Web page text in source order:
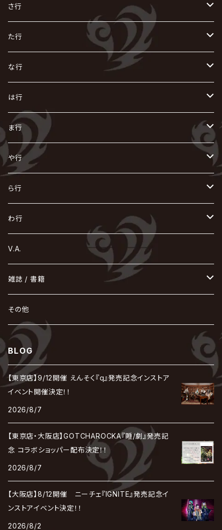
R指定
AIOLIN
ACME / アクメ
浅葱 / ASAGI
Azavana
Acid Black Cherry
アリス九號. / ALICE NINE. / A9
有村竜太朗
い
IKUO
exist†trace
Initial'L
INORAN
イビツ マル
色々な十字架
168 / 葵-168-
う
VIRGE / ヴァージュ
Waive
Versailles
Verde/
え
ACE OF SPADES
X JAPAN
LSN / The LEGENDARY SIX NINE
お
AURORIZE
OFIAM
か
怪人二十面奏
Kαin
GACKT
KAKUMAY
CASCADE
the GazettE
GOTCHAROCKA
cali≠gari
河村隆一
き
KISAKI
キズ
KiD
gives
KIRITO / キリト
己龍
く
Crack6
グラビティ
GRIMOIRE
黒夢
け
[ kei ] / 圭
仮病
こ
GOATBED
ゴールデンボンバー
さ行
さ
ザアザア
The THIRTEEN
Psycho le Cému
櫻井敦司
XANVALA
し
Zeke Deux
Z CLEAR
SEESAW
ジグソウ
シド
SHIVA
JAKIGAN MEISTER
Chanty
Janne Da Arc
sugar
Jupiter
JILUKA
す
Z CLEAR
超ジャシー
SPLENDID GOD GIRAFFE
SLAPSLY / CHIYU
せ
ゼラ
零[Hz]
そ
SOPHIA
ZOMBIE / ぞんび
た行
た
DASEIN
DAIGO
ダウト
逹瑯
DAVID / SUI / 縁
DALLE
DARRELL
ち
CHAQLA.
つ
て
D
DIAURA
DIR EN GREY
DEXCORE
TAKE NO BREAK
DEZERT
deadman
DEVILOOF
DuelJewel
D'ERLANGER
と
東京花嫁
Tourbillon
Toshi
Dolly
TЯicKY
な行
な
NIGHTMARE
NAZARE
に
NiEL
NICOLAS
ぬ
nurié
ね
NETH PRIERE CAIN
NEVERLAND
の
NoGoD
NOCTURNAL BLOODLUST
は行
は
heidi.
H.U.G
薔薇の宮殿
BAROQUE
ひ
HERO
美炎-BIEN-
hide with Spread Beaver / hide
HIDE-ZOU
ビバラッシュ
ふ
Far East Dizain
Fatüm
梟
Plastic Tree
Frantic EMIRY
Blu-BiLLioN
BULL FIELD
BREAKERZ
BLAZE
へ
BabyKingdom
THE BEETHOVEN
ベル
HELLBROTH / ヘルブロス
The Benjamin
ほ
POIDOL
HOLLOWGRAM
ま行
ま
THE MICRO HEAD 4N'S
MAO / マオ from SID
MUSCLE ATTACK
マツタケワークス
摩天楼オペラ
THE MADNA
MAMA.
まみれた / MAMIRETA
MALICE MIZER
み
未完成アリス
ミスイ
MIYAVI
美良政次
MIRAGE
む
MUCC / ムック
め
メトロノーム
MERRY / メリー
も
THE MORTAL
MORRIE
最上川司
や行
や
ヤミテラ / 外道反逆者ヤミテラ
ゆ
YUKIYA / 藤田幸也
ユナイト
よ
ら行
ら
rice
Rides In ReVellion
Luv PARADE
La'veil MizeriA
LAB.THE BASEMENT / ラボ ザ ベヰスメント
り
Leetspeak monsters
Ricky
LEZARD
RENAME
LIBRAVEL / リブラヴェル
Lill
RE:INa
る
Ruiza
Lucy
LUNA SEA
れ
0.1gの誤算
the Raid.
REIGN
RAZOR
LSN / The LEGENDARY SIX NINE
ろ
Royz
Rorschach.inc
ロマン急行
わ行
わ
wyse
我が為
V.A.
雑誌 / 書籍
hévn
ROCK AND READ
その他
BLOG
【東京店】9/12開催 えんそく『q』発売記念インストア
イベント開催決定！！
2026/8/7
【東京店・大阪店】GOTCHAROCKA『睡/劇』発売記
念 コラボショッパー配布決定！！
2026/8/7
【大阪店】8/12開催 ニーチェ『IGNITE』発売記念イ
ンストアイベント決定！！
2026/8/2